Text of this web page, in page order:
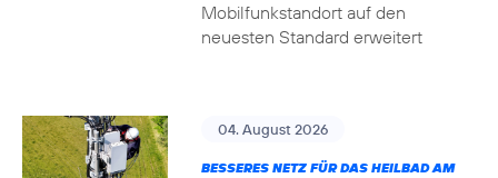
Mobilfunkstandort auf den
neuesten Standard erweitert
04. August 2026
BESSERES NETZ FÜR DAS HEILBAD AM